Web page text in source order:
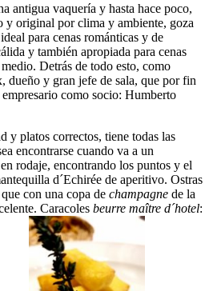
antigua vaquería y hasta hace poco,
y original por clima y ambiente, goza
para cenas románticas y de
y también apropiada para cenas
Detrás de todo esto, como
dueño y gran jefe de sala, que por fin
como socio: Humberto
y platos correctos, tiene todas las
encontrarse cuando va a un
rodaje, encontrando los puntos y el
d´Echirée de aperitivo. Ostras
con una copa de champagne de la
Caracoles beurre maître d´hotel: